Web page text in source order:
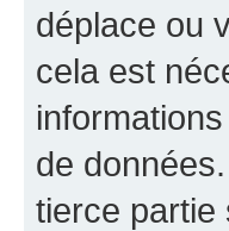
déplace ou
cela est
de
tierce partie